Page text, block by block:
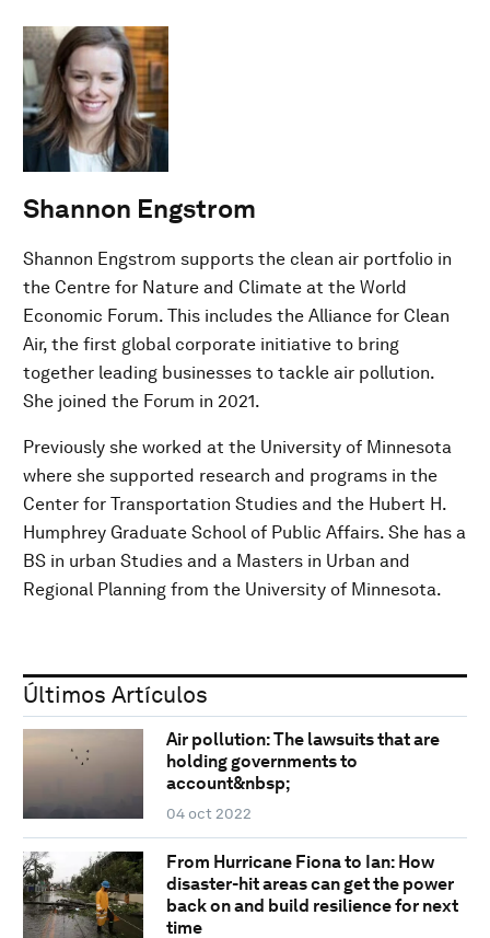
Shannon Engstrom
Shannon Engstrom supports the clean air portfolio in
the Centre for Nature and Climate at the World
Economic Forum. This includes the Alliance for Clean
Air, the first global corporate initiative to bring
together leading businesses to tackle air pollution.
She joined the Forum in 2021.
Previously she worked at the University of Minnesota
where she supported research and programs in the
Center for Transportation Studies and the Hubert H.
Humphrey Graduate School of Public Affairs. She has a
BS in urban Studies and a Masters in Urban and
Regional Planning from the University of Minnesota.
Últimos Artículos
Air pollution: The lawsuits that are
holding governments to
account&nbsp;
04 oct 2022
From Hurricane Fiona to Ian: How
disaster-hit areas can get the power
back on and build resilience for next
time